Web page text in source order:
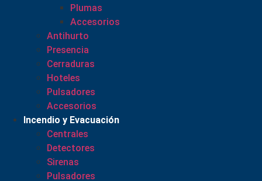
Plumas
Accesorios
Antihurto
Presencia
Cerraduras
Hoteles
Pulsadores
Accesorios
Incendio y Evacuación
Centrales
Detectores
Sirenas
Pulsadores